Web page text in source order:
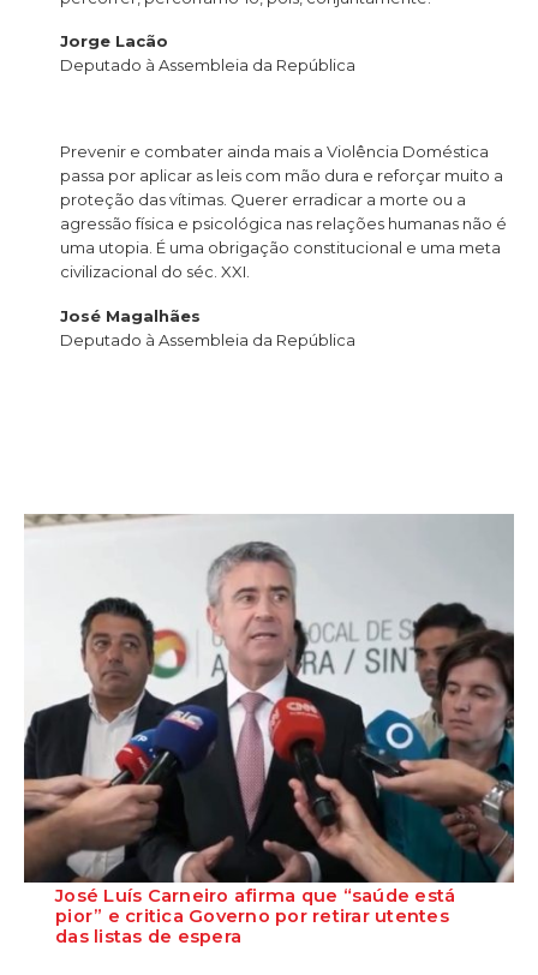
Jorge Lacão
Deputado à Assembleia da República
Prevenir e combater ainda mais a Violência Doméstica
passa por aplicar as leis com mão dura e reforçar muito a
proteção das vítimas. Querer erradicar a morte ou a
agressão física e psicológica nas relações humanas não é
uma utopia. É uma obrigação constitucional e uma meta
civilizacional do séc. XXI.
José Magalhães
Deputado à Assembleia da República
José Luís Carneiro afirma que “saúde está
pior” e critica Governo por retirar utentes
das listas de espera